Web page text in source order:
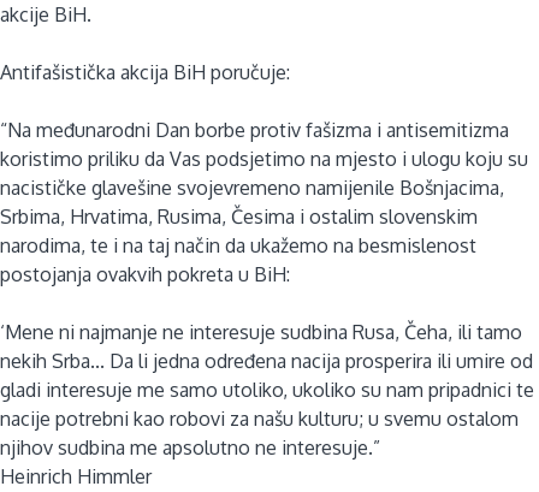
akcije BiH.
Antifašistička akcija BiH poručuje:
“Na međunarodni Dan borbe protiv fašizma i antisemitizma
koristimo priliku da Vas podsjetimo na mjesto i ulogu koju su
nacističke glavešine svojevremeno namijenile Bošnjacima,
Srbima, Hrvatima, Rusima, Česima i ostalim slovenskim
narodima, te i na taj način da ukažemo na besmislenost
postojanja ovakvih pokreta u BiH:
‘Mene ni najmanje ne interesuje sudbina Rusa, Čeha, ili tamo
nekih Srba... Da li jedna određena nacija prosperira ili umire od
gladi interesuje me samo utoliko, ukoliko su nam pripadnici te
nacije potrebni kao robovi za našu kulturu; u svemu ostalom
njihov sudbina me apsolutno ne interesuje.”
Heinrich Himmler